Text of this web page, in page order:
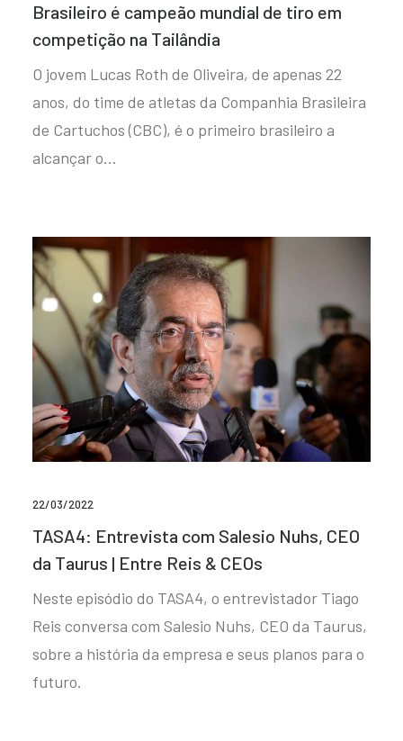
Brasileiro é campeão mundial de tiro em
competição na Tailândia
O jovem Lucas Roth de Oliveira, de apenas 22
anos, do time de atletas da Companhia Brasileira
de Cartuchos (CBC), é o primeiro brasileiro a
alcançar o…
22/03/2022
TASA4: Entrevista com Salesio Nuhs, CEO
da Taurus | Entre Reis & CEOs
Neste episódio do TASA4, o entrevistador Tiago
Reis conversa com Salesio Nuhs, CEO da Taurus,
sobre a história da empresa e seus planos para o
futuro.